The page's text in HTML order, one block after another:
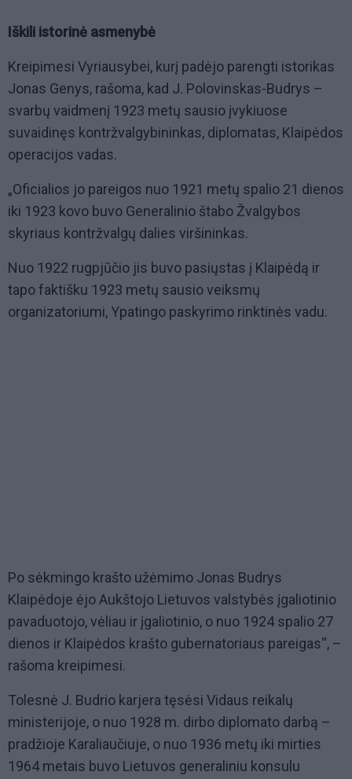
Iškili istorinė asmenybė
Kreipimesi Vyriausybei, kurį padėjo parengti istorikas
Jonas Genys, rašoma, kad J. Polovinskas-Budrys –
svarbų vaidmenį 1923 metų sausio įvykiuose
suvaidinęs kontržvalgybininkas, diplomatas, Klaipėdos
operacijos vadas.
„Oficialios jo pareigos nuo 1921 metų spalio 21 dienos
iki 1923 kovo buvo Generalinio štabo Žvalgybos
skyriaus kontržvalgų dalies viršininkas.
Nuo 1922 rugpjūčio jis buvo pasiųstas į Klaipėdą ir
tapo faktišku 1923 metų sausio veiksmų
organizatoriumi, Ypatingo paskyrimo rinktinės vadu.
Po sėkmingo krašto užėmimo Jonas Budrys
Klaipėdoje ėjo Aukštojo Lietuvos valstybės įgaliotinio
pavaduotojo, vėliau ir įgaliotinio, o nuo 1924 spalio 27
dienos ir Klaipėdos krašto gubernatoriaus pareigas“, –
rašoma kreipimesi.
Tolesnė J. Budrio karjera tęsėsi Vidaus reikalų
ministerijoje, o nuo 1928 m. dirbo diplomato darbą –
pradžioje Karaliaučiuje, o nuo 1936 metų iki mirties
1964 metais buvo Lietuvos generaliniu konsulu